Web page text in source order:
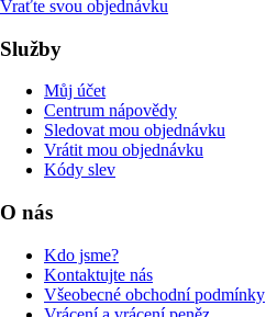
Vraťte svou objednávku
Služby
Můj účet
Centrum nápovědy
Sledovat mou objednávku
Vrátit mou objednávku
Kódy slev
O nás
Kdo jsme?
Kontaktujte nás
Všeobecné obchodní podmínky